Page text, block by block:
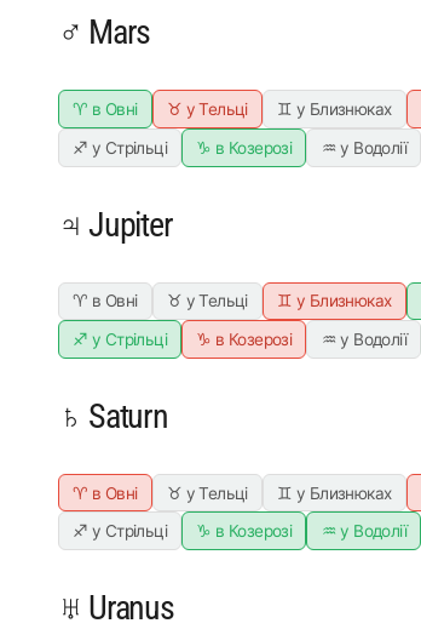
♂ Mars
♈ в Овні ♉ у Тельці ♊ у Близнюках
♐ у Стрільці
♑ в Козерозі ♒ у Водолії
♃ Jupiter
♈ в Овні ♉ у Тельці ♊ у Близнюках
♐ у Стрільці
♑ в Козерозі ♒ у Водолії
♄ Saturn
♈ в Овні ♉ у Тельці ♊ у Близнюках
♐ у Стрільці
♑ в Козерозі ♒ у Водолії
♅ Uranus